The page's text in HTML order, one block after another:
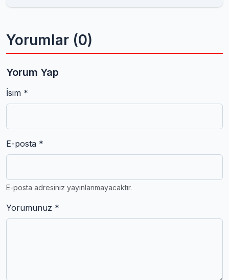
Yorumlar (0)
Yorum Yap
İsim *
E-posta *
E-posta adresiniz yayınlanmayacaktır.
Yorumunuz *